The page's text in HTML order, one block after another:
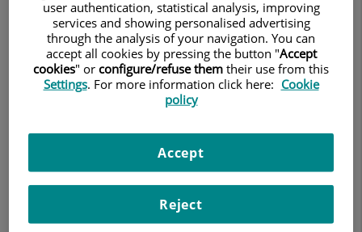
Centro Médico Teknonpresenta una nova exposició dins
user authentication, statistical analysis, improving
services and showing personalised advertising
through the analysis of your navigation. You can
accept all cookies by pressing the button "Accept
cookies" or configure/refuse them their use from this
Settings. For more information click here: Cookie
policy
Reject
Accept